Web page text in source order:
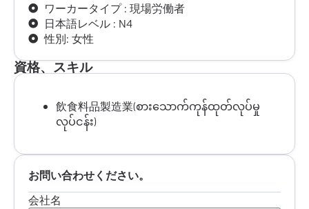
ワーカータイプ : 現場労働者
日本語レベル : N4
性別: 女性
資格、スキル
飲食料品製造業(စားသောက်ကုန်ထုတ်လုပ်မှု
လုပ်ငန်း)
お問い合わせください。
会社名